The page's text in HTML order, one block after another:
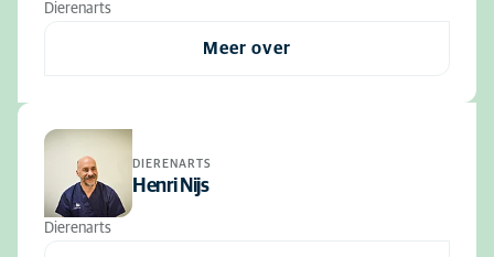
Dierenarts
Meer over
DIERENARTS
Henri Nijs
Dierenarts